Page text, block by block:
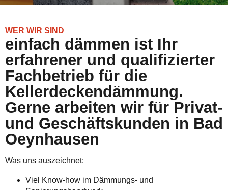
WER WIR SIND
einfach dämmen ist Ihr
erfahrener und qualifizierter
Fachbetrieb für die
Kellerdeckendämmung.
Gerne arbeiten wir für Privat-
und Geschäftskunden in Bad
Oeynhausen
Was uns auszeichnet:
Viel Know-how im Dämmungs- und